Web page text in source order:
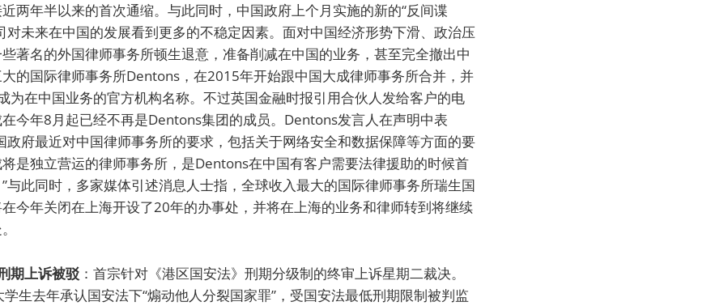
两年半以来的首次通缩。与此同时，中国政府上个月实施的新的“反间谍
对未来在中国的发展看到更多的不稳定因素。面对中国经济形势下滑、政治压
著名的外国律师事务所顿生退意，准备削减在中国的业务，甚至完全撤出中
的国际律师事务所Dentons，在2015年开始跟中国大成律师事务所合并，并
为在中国业务的官方机构名称。不过英国金融时报引用合伙人发给客户的电
今年8月起已经不再是Dentons集团的成员。Dentons发言人在声明中表
政府最近对中国律师事务所的要求，包括关于网络安全和数据保障等方面的要
是独立营运的律师事务所，是Dentons在中国有客户需要法律援助的时候首
与此同时，多家媒体引述消息人士指，全球收入最大的国际律师事务所瑞生国
今年关闭在上海开设了20年的办事处，并将在上海的业务和律师转到将继续
期上诉被驳 ：首宗针对《港区国安法》刑期分级制的终审上诉星期二裁决。
生去年承认国安法下“煽动他人分裂国家罪”，受国安法最低刑期限制被判监